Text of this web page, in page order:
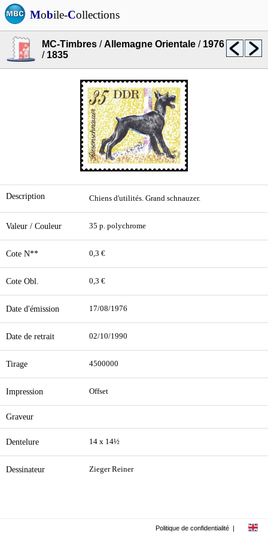
Mobile-Collections
MC-Timbres /Allemagne Orientale / 1976
/ 1835
Description Chiens d'utilités. Grand schnauzer.
Valeur / Couleur 35 p. polychrome
Cote N** 0,3 €
Cote Obl. 0,3 €
Date d'émission 17/08/1976
Date de retrait 02/10/1990
Tirage 4500000
Impression Offset
Graveur
Dentelure 14 x 14½
Dessinateur Zieger Reiner
Politique de confidentialité |